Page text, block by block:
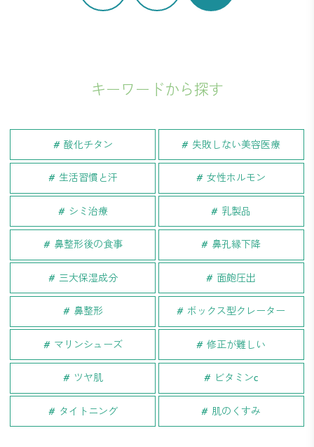
キーワードから探す
酸化チタン 失敗しない美容医療
生活習慣と汗 女性ホルモン
シミ治療 乳製品
鼻整形後の食事 鼻孔縁下降
三大保湿成分 面皰圧出
鼻整形 ボックス型クレーター
マリンシューズ 修正が難しい
ツヤ肌 ビタミンc
タイトニング 肌のくすみ